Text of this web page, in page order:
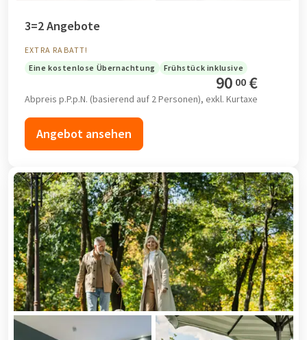
3=2 Angebote
EXTRA RABATT!
Eine kostenlose Übernachtung
Frühstück inklusive
90 00 €
Abpreis p.P.p.N. (basierend auf 2 Personen), exkl. Kurtaxe
Angebot ansehen